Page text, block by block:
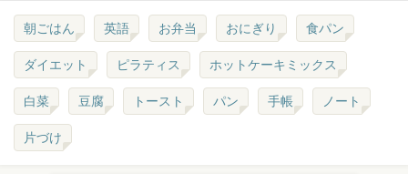
朝ごはん 英語 お弁当 おにぎり 食パン
ダイエット ピラティス ホットケーキミックス
白菜 豆腐 トースト パン 手帳 ノート
片づけ